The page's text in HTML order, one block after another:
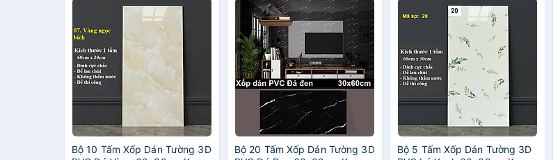
Bộ 10 Tấm Xốp Dán Tường 3D
Bộ 20 Tấm Xốp Dán Tường 3D
Bộ 5 Tấm Xốp Dán Tường 3D